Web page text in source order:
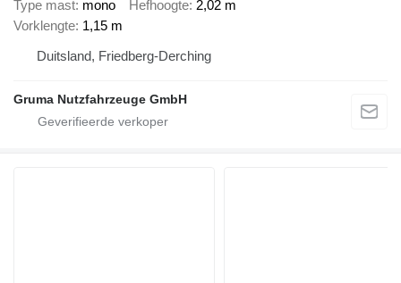
Type mast mono Hefhoogte 2,02 m
Vorklengte 1,15 m
Duitsland, Friedberg-Derching
Gruma Nutzfahrzeuge GmbH